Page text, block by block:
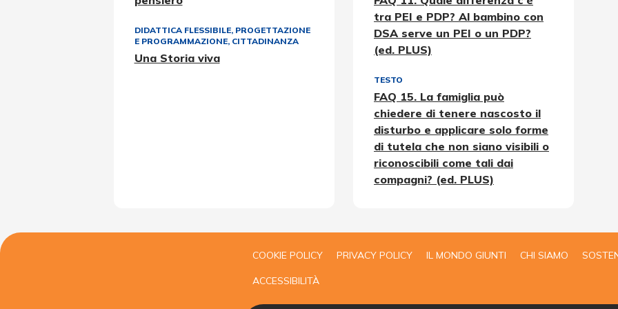
DIDATTICA FLESSIBILE, PROGETTAZIONE
E PROGRAMMAZIONE, CITTADINANZA
Una Storia viva
tra PEI e PDP? Al bambino con
DSA serve un PEI o un PDP?
(ed. PLUS)
TESTO
FAQ 15. La famiglia può
chiedere di tenere nascosto il
disturbo e applicare solo forme
di tutela che non siano visibili o
riconoscibili come tali dai
compagni? (ed. PLUS)
COOKIE POLICY PRIVACY POLICY IL MONDO GIUNTI CHI SIAMO
ACCESSIBILITÀ